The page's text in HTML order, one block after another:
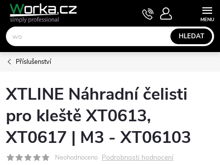
Přejít
obsah
HLEDAT
NÁKUPNÍ
KOŠÍK
Příslušenství
XTLINE Náhradní čelisti
pro kleště XT0613,
XT0617 | M3 - XT06103
Neohodnoceno Podrobnosti hodnocení